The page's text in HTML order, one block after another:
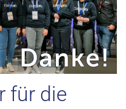
für die